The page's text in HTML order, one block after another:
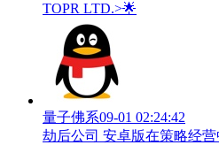
TOPR LTD.>🌟
量子佛系09-01 02:24:42
劫后公司 安卓版在策略经